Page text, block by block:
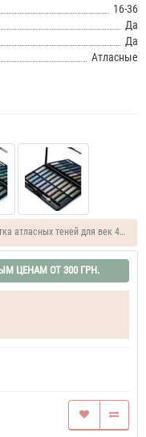
16-36
Да
Да
Атласные
атласных теней для век 48-
ЦЕНАМ ОТ 300 ГРН.